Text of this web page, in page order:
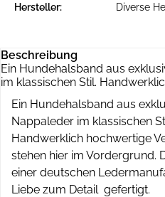
Hersteller:
Diverse
Beschreibung
Ein Hundehalsband aus
im klassischen Stil.
Ein Hundehalsband aus
Nappaleder im klassischen
Handwerklich hochwertige
stehen hier im Vordergrund.
einer deutschen
Liebe zum Detail gefertigt.